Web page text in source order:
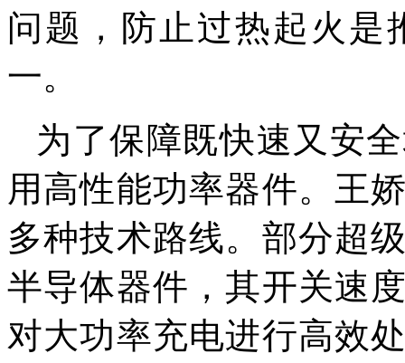
问题，防止过热起火是
一。
为了保障既快速又安
用高性能功率器件。王
多种技术路线。部分超
半导体器件，其开关速
对大功率充电进行高效